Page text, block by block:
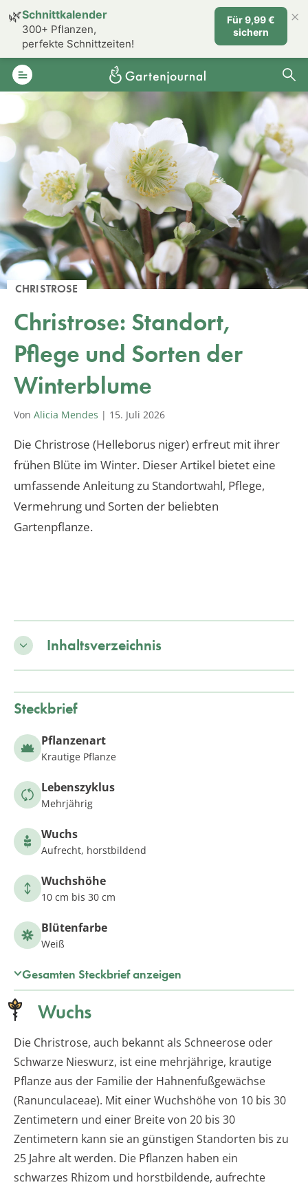
CHRISTROSE
Christrose: Standort,
Pflege und Sorten der
Winterblume
Von Alicia Mendes | 15. Juli 2026
Die Christrose (Helleborus niger) erfreut mit ihrer
frühen Blüte im Winter. Dieser Artikel bietet eine
umfassende Anleitung zu Standortwahl, Pflege,
Vermehrung und Sorten der beliebten
Gartenpflanze.
Inhaltsverzeichnis
Steckbrief
Pflanzenart
Krautige Pflanze
Lebenszyklus
Mehrjährig
Wuchs
Aufrecht, horstbildend
Wuchshöhe
10 cm bis 30 cm
Blütenfarbe
Weiß
Gesamten Steckbrief anzeigen
Wuchs
Die Christrose, auch bekannt als Schneerose oder
Schwarze Nieswurz, ist eine mehrjährige, krautige
Pflanze aus der Familie der Hahnenfußgewächse
(Ranunculaceae). Mit einer Wuchshöhe von 10 bis 30
Zentimetern und einer Breite von 20 bis 30
Zentimetern kann sie an günstigen Standorten bis zu
25 Jahre alt werden. Die Pflanzen haben ein
schwarzes Rhizom und horstbildende, aufrechte
🌿Schnittkalender
300+ Pflanzen,
perfekte Schnittzeiten!
Für 9,99 €
sichern
×